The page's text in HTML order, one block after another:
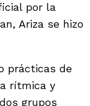
por la
Ariza se hizo
prácticas de
rítmica y
grupos